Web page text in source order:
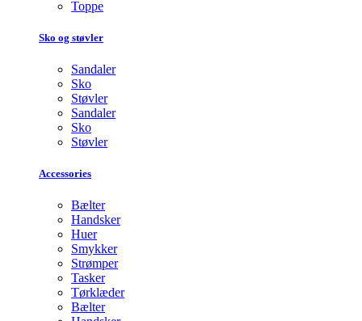
Toppe
Sko og støvler
Sandaler
Sko
Støvler
Sandaler
Sko
Støvler
Accessories
Bælter
Handsker
Huer
Smykker
Strømper
Tasker
Tørklæder
Bælter